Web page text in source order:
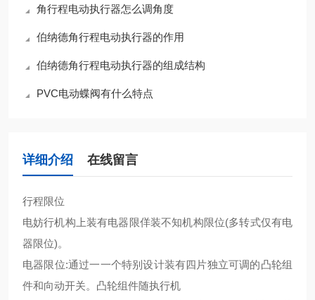
角行程电动执行器怎么调角度
伯纳德角行程电动执行器的作用
伯纳德角行程电动执行器的组成结构
PVC电动蝶阀有什么特点
详细介绍 在线留言
行程限位
电妨行机构上装有电器限佯装不知机构限位(多转式仅有电
器限位)。
电器限位:通过一一个特别设计装有四片独立可调的凸轮组
件和向动开关。凸轮组件随执行机